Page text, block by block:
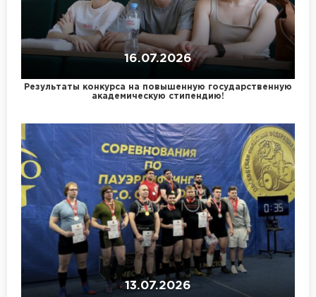
16.07.2026
Результаты конкурса на повышенную государственную
академическую стипендию!
13.07.2026